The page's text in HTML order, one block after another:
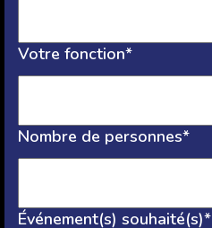
Votre fonction*
Nombre de personnes*
Événement(s) souhaité(s)*